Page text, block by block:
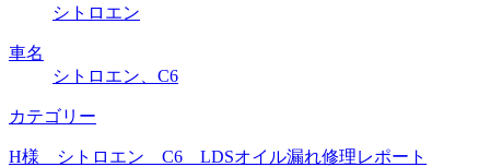
シトロエン
車名
シトロエン、C6
カテゴリー
H様 シトロエン C6 LDSオイル漏れ修理レポート